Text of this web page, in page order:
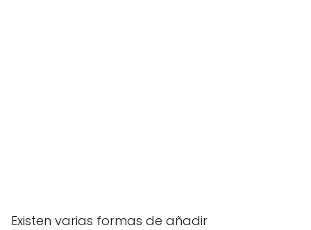
Existen varias formas de añadir